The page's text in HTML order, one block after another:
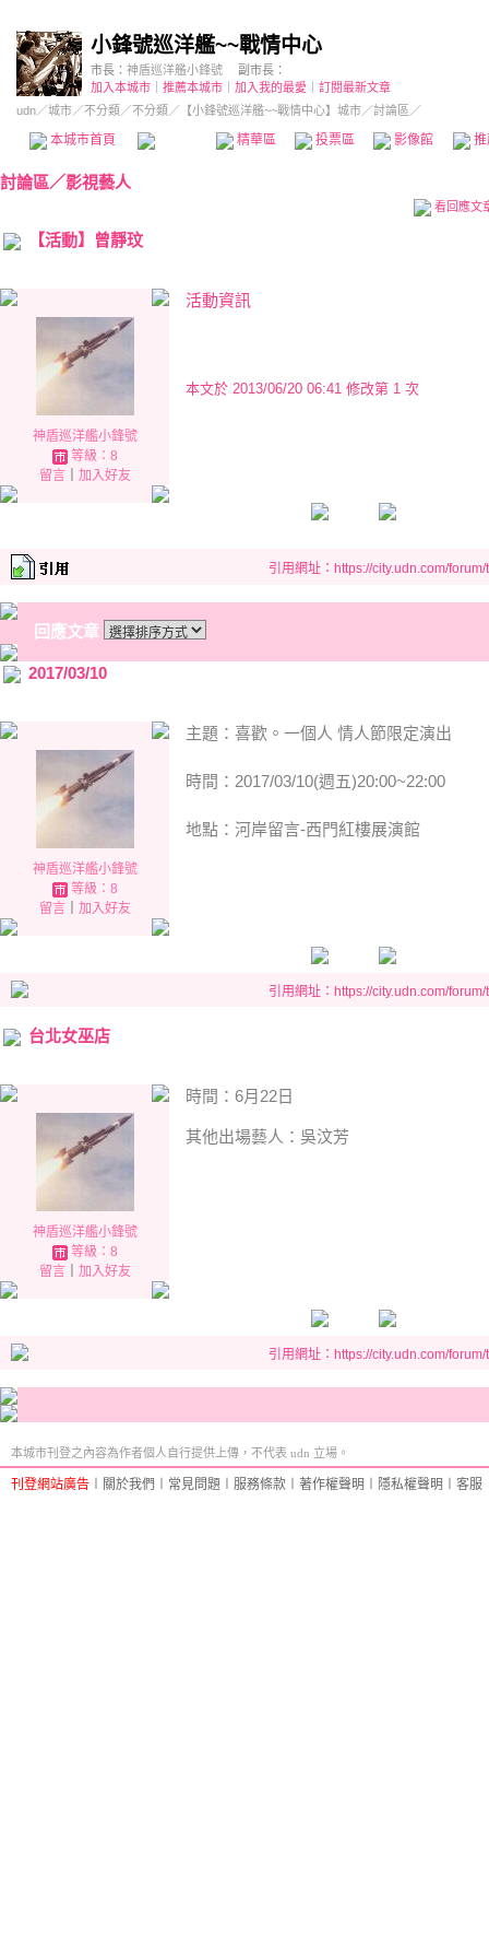
小鋒號巡洋艦~~戰情中心
市長： 神盾巡洋艦小鋒號
副市長：
加入本城市
推薦本城市 加入我的最愛
訂閱最新文章
udn／城市／不分類 ／不分類 ／ 【小鋒號巡洋艦~~戰情中心】城市／討論區／
本城市首頁 精華區 投票區 影像館
討論區／影視藝人
看回應文
【活動】曾靜玟
神盾巡洋艦小鋒號
等級：8
留言｜ 加入好友
活動資訊
本文於 2013/06/20 06:41 修改第 1 次
引用網址：https://city.udn.com/
回應文章
2017/03/10
神盾巡洋艦小鋒號
等級：8
留言｜ 加入好友
主題：喜歡。一個人 情人節限定演出
時間：2017/03/10(週五)20:00~22:00
地點：河岸留言-西門紅樓展演館
引用網址：https://city.udn.com/
台北女巫店
神盾巡洋艦小鋒號
等級：8
留言｜ 加入好友
時間：6月22日
其他出場藝人：吳汶芳
引用網址：https://city.udn.com/
本城市刊登之內容為作者個人自行提供上傳，不代表 udn 立場。
刊登網站廣告 關於我們 常見問題 服務條款 著作權聲明 隱私權聲明 客服